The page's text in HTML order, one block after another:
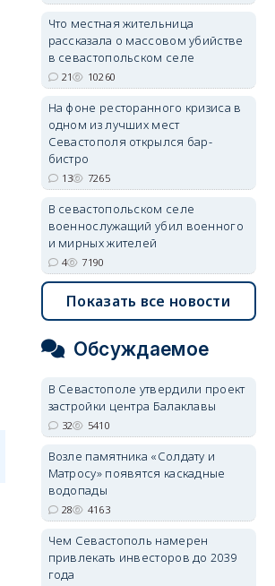
Что местная жительница
рассказала о массовом убийстве
в севастопольском селе
21 10260
На фоне ресторанного кризиса в
одном из лучших мест
Севастополя открылся бар-
бистро
13 7265
В севастопольском селе
военнослужащий убил военного
и мирных жителей
4 7190
Показать все новости
Обсуждаемое
В Севастополе утвердили проект
застройки центра Балаклавы
32 5410
Возле памятника «Солдату и
Матросу» появятся каскадные
водопады
28 4163
Чем Севастополь намерен
привлекать инвесторов до 2039
года